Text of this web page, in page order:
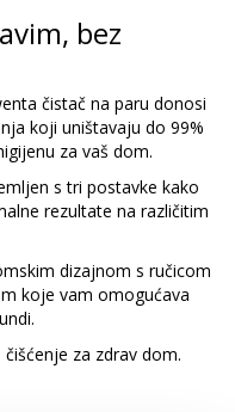
bez
čistač na paru donosi
koji uništavaju do 99%
za vaš dom.
s tri postavke kako
rezultate na različitim
dizajnom s ručicom
koje vam omogućava
za zdrav dom.